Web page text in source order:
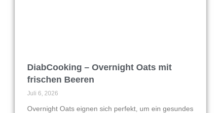
DiabCooking – Overnight Oats mit
frischen Beeren
Juli 6, 2026
Overnight Oats eignen sich perfekt, um ein gesundes